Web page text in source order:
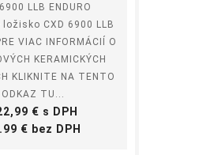
LLB ENDURO
ložisko CXD 6900 LLB
VIAC INFORMÁCIÍ O
KERAMICKÝCH
KLIKNITE NA TENTO
ODKAZ TU...
€ s DPH
€ bez DPH